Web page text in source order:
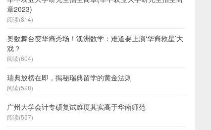
章2023)
阅读(814)
奥数舞台变华裔秀场！澳洲数学：难道要上演‘华裔救星’大
戏？
阅读(604)
瑞典放榜在即，揭秘瑞典留学的黄金法则
阅读(528)
广州大学会计专硕复试难度其实高于华南师范
阅读(557)